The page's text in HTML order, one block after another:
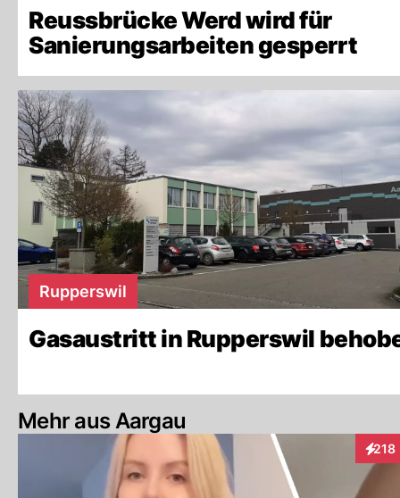
Reussbrücke Werd wird für
Sanierungsarbeiten gesperrt
Rupperswil
Gasaustritt in Rupperswil
Mehr aus Aargau
218